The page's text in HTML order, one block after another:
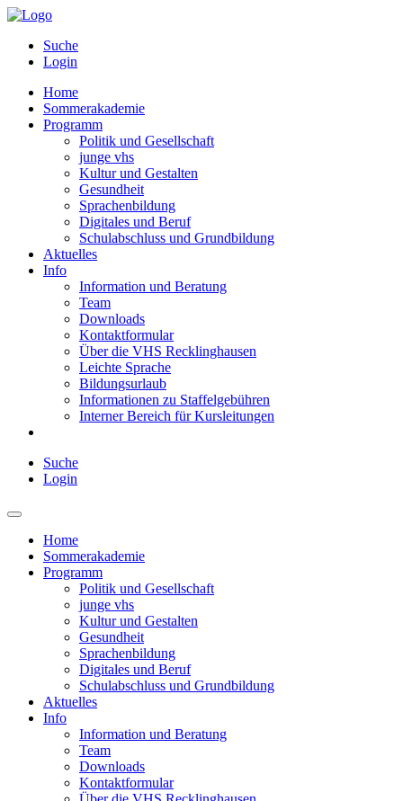
Suche
Login
Home
Sommerakademie
Programm
Politik und Gesellschaft
junge vhs
Kultur und Gestalten
Gesundheit
Sprachenbildung
Digitales und Beruf
Schulabschluss und Grundbildung
Aktuelles
Info
Information und Beratung
Team
Downloads
Kontaktformular
Über die VHS Recklinghausen
Leichte Sprache
Bildungsurlaub
Informationen zu Staffelgebühren
Interner Bereich für Kursleitungen
Suche
Login
Home
Sommerakademie
Programm
Politik und Gesellschaft
junge vhs
Kultur und Gestalten
Gesundheit
Sprachenbildung
Digitales und Beruf
Schulabschluss und Grundbildung
Aktuelles
Info
Information und Beratung
Team
Downloads
Kontaktformular